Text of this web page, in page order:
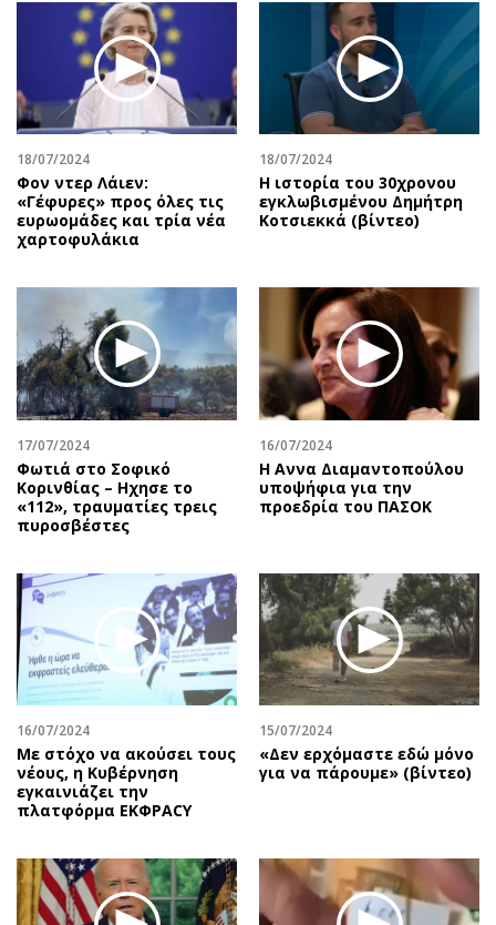
18/07/2024
Φον ντερ Λάιεν:
«Γέφυρες» προς όλες τις
ευρωομάδες και τρία νέα
χαρτοφυλάκια
18/07/2024
Η ιστορία του 30χρονου
εγκλωβισμένου Δημήτρη
Κοτσιεκκά (βίντεο)
17/07/2024
Φωτιά στο Σοφικό
Κορινθίας – Ηχησε το
«112», τραυματίες τρεις
πυροσβέστες
16/07/2024
Η Αννα Διαμαντοπούλου
υποψήφια για την
προεδρία του ΠΑΣΟΚ
16/07/2024
Με στόχο να ακούσει τους
νέους, η Κυβέρνηση
εγκαινιάζει την
πλατφόρμα ΕΚΦΡΑCY
15/07/2024
«Δεν ερχόμαστε εδώ μόνο
για να πάρουμε» (βίντεο)